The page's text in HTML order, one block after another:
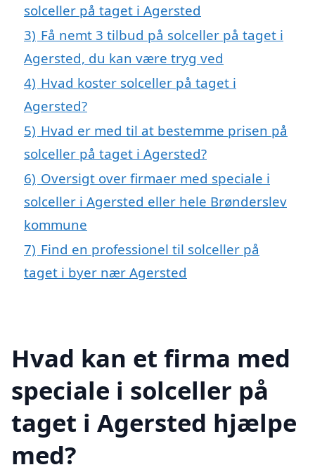
solceller på taget i Agersted
3) Få nemt 3 tilbud på solceller på taget i
Agersted, du kan være tryg ved
4) Hvad koster solceller på taget i
Agersted?
5) Hvad er med til at bestemme prisen på
solceller på taget i Agersted?
6) Oversigt over firmaer med speciale i
solceller i Agersted eller hele Brønderslev
kommune
7) Find en professionel til solceller på
taget i byer nær Agersted
Hvad kan et firma med
speciale i solceller på
taget i Agersted hjælpe
med?